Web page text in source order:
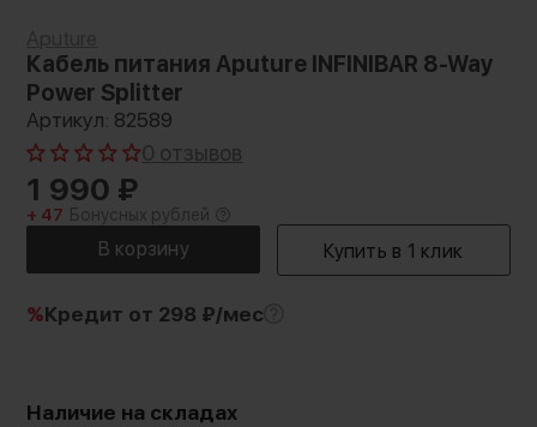
Кабель питания Aputure INFINIBAR 8-Way
Power Splitter
Артикул: 82589
0 отзывов
1 990 ₽
+ 47 Бонусных рублей
%Кредит от 298 ₽/мес
Наличие на складах